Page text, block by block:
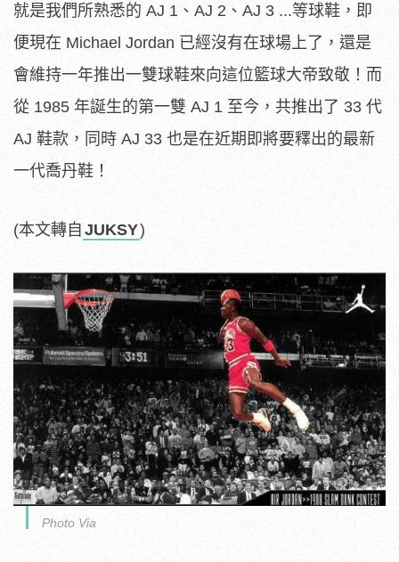
就是我們所熟悉的 AJ 1、AJ 2、AJ 3 ...等球鞋，即
便現在 Michael Jordan 已經沒有在球場上了，還是
會維持一年推出一雙球鞋來向這位籃球大帝致敬！而
從 1985 年誕生的第一雙 AJ 1 至今，共推出了 33 代
AJ 鞋款，同時 AJ 33 也是在近期即將要釋出的最新
一代喬丹鞋！
(本文轉自 JUKSY)
Photo Via